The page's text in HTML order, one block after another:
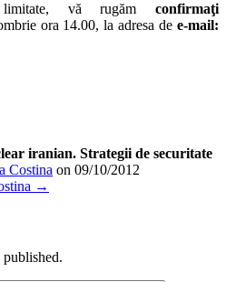
limitate, vă rugăm confirmaţi
ora 14.00, la adresa de e-mail:
iranian. Strategii de securitate
Costina on 09/10/2012
→